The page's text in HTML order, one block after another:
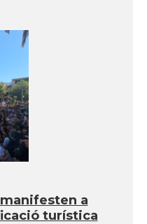
a
turística